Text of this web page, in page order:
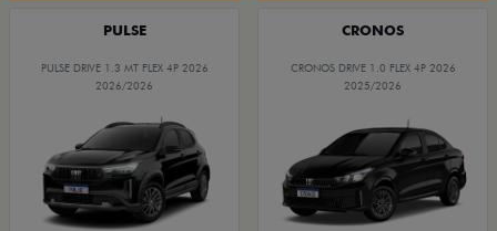
PULSE
PULSE DRIVE 1.3 MT FLEX 4P 2026
2026/2026
CRONOS
CRONOS DRIVE 1.0 FLEX 4P 2026
2025/2026